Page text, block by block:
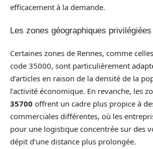
efficacement à la demande.
Les zones géographiques privilégiées
Certaines zones de Rennes, comme
code 35000, sont particulièrement
d’articles en raison de la densité de la
l’activité économique. En revanche, les
35700 offrent un cadre plus propice à
commerciales différentes, où les
pour une logistique concentrée sur des
dépit d’une distance plus prolongée.